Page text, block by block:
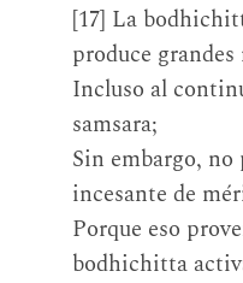
[17] La
produce grandes
Incluso al
samsara;
Sin embargo,
incesante de
Porque eso
bodhichitta